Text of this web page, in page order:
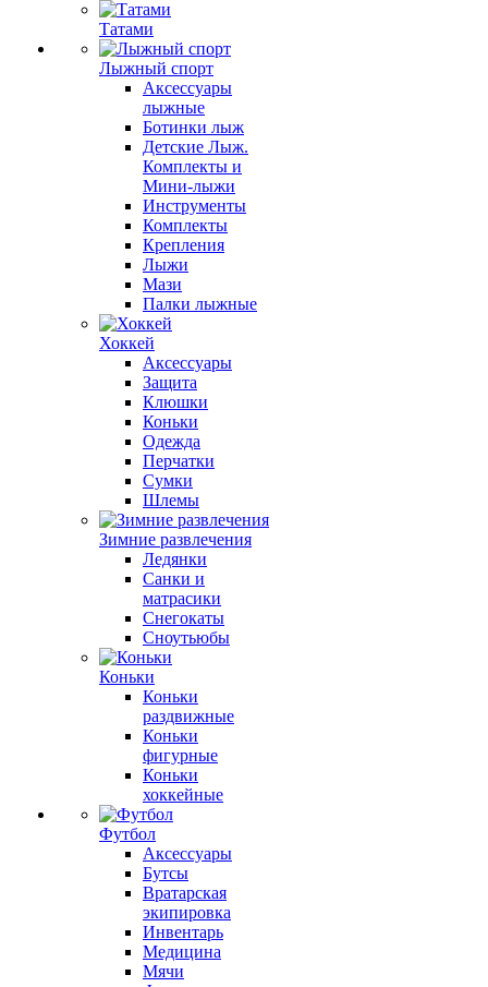
Татами
Лыжный спорт
Аксессуары
лыжные
Ботинки лыж
Детские Лыж.
Комплекты и
Мини-лыжи
Инструменты
Комплекты
Крепления
Лыжи
Мази
Палки лыжные
Хоккей
Аксессуары
Защита
Клюшки
Коньки
Одежда
Перчатки
Сумки
Шлемы
Зимние развлечения
Ледянки
Санки и
матрасики
Снегокаты
Сноутьюбы
Коньки
Коньки
раздвижные
Коньки
фигурные
Коньки
хоккейные
Футбол
Аксессуары
Бутсы
Вратарская
экипировка
Инвентарь
Медицина
Мячи